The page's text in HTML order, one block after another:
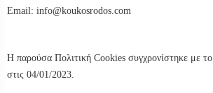
Email: moc.sodorsokuok@ofni
Η παρούσα Πολιτική Cookies συγχρονίστηκε με το
στις 04/01/2023.